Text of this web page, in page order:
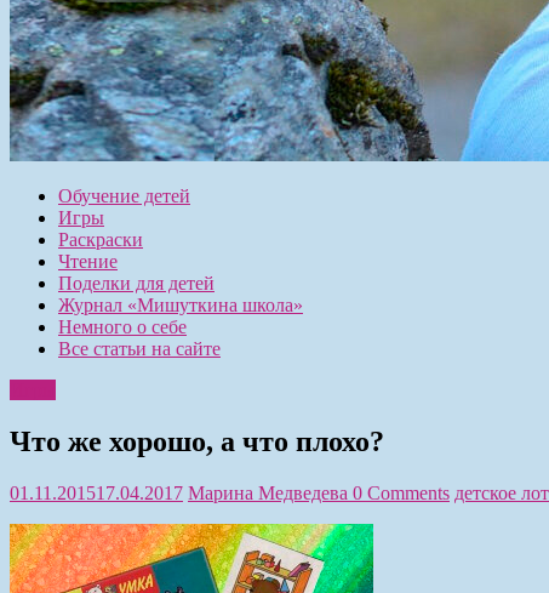
Обучение детей
Игры
Раскраски
Чтение
Поделки для детей
Журнал «Мишуткина школа»
Немного о себе
Все статьи на сайте
Что же хорошо, а что плохо?
01.11.201517.04.2017 Марина Медведева 0 Comments детское